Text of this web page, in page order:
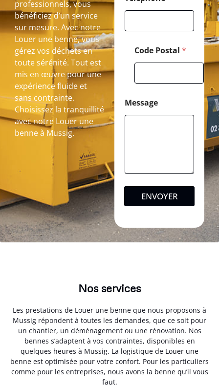
professionnels, vous
bénéficiez d’un service
sur mesure. Avec notre
Louer une benne, vous
gérez vos déchets en
toute sérénité. Tout est
mis en œuvre pour une
expérience fluide et
sans contrainte.
Choisissez la tranquillité
avec notre Louer une
benne à Mussig.
Code Postal *
Message
ENVOYER
Nos services
Les prestations de Louer une benne que nous proposons à
Mussig répondent à toutes les demandes, que ce soit pour
un chantier, un déménagement ou une rénovation. Nos
bennes s’adaptent à vos contraintes, disponibles en
quelques heures à Mussig. La logistique de Louer une
benne est optimisée pour votre confort. Pour les particuliers
comme pour les entreprises, nous avons la benne qu’il vous
faut.